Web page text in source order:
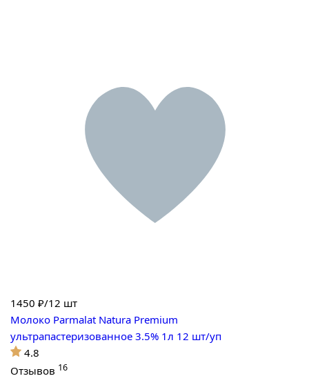
1450 ₽/12 шт
Молоко Parmalat Natura Premium
ультрапастеризованное 3.5% 1л 12 шт/уп
4.8
Отзывов 16